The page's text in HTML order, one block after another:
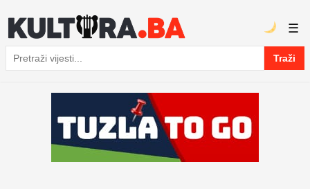
Pretraga
Traži
☰